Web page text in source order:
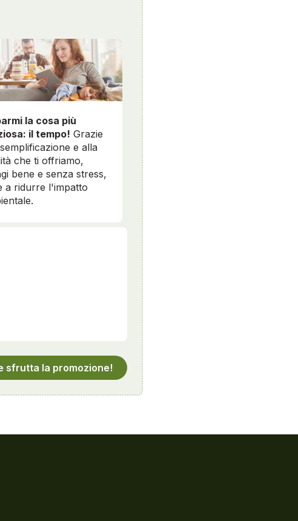
la cosa più
il tempo! Grazie
e alla
che ti offriamo,
bene e senza stress,
a ridurre l'impatto
sfrutta la promozione!